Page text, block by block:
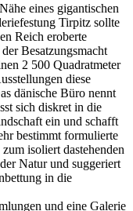
eines gigantischen
Tirpitz sollte
Reich eroberte
Besatzungsmacht
2 500 Quadratmeter
diese
dänische Büro nennt
sich diskret in die
ein und schafft
bestimmt formulierte
isoliert dastehenden
Natur und suggeriert
in die
und eine Galerie